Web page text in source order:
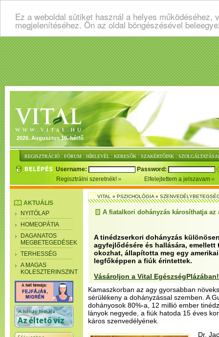
Ez a weboldal sütiket használ a helyes
megjelenítéséhez. Ön az oldal böngészésével
2026. Augusztus 10. hétfő
REGISZTRÁCIÓ : FÓRUM : HÍRLEVÉL : KERESŐK : SZAKÉRTŐINK :
Username:
Password:
Regisztrálni szeretnék!
Elfelejtettem a jelszavam
AKTUÁLIS
NYITÓLAP
HOMEOPÁTIA
DAGANATOS
MEGBETEGEDÉSEK
TERHESSÉG
A MAGAS
KOLESZTERINSZINT
VITAL»PSZICHOLÓGIA»
A fiatalkori dohányzás károsíthatja az
A tinédzserkori dohányzás
agyfejlődésére és hallására,
okozhat, állapította meg egy
legfőképpen a fiúk érintettek.
Vásároljon a Vital EgészségPlázában!
Kamaszkorban az agy gyorsabban
sérülékeny a dohányzással szemben. A
dohányosok 80%-a, 12 millió ember
lányok negyede, a fiúk hatoda 15 éves
káros szenvedélyének.
Dr.